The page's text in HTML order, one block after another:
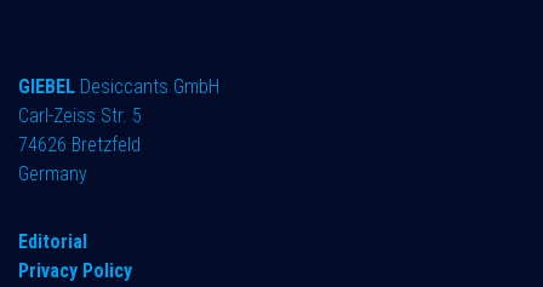
GIEBEL Desiccants GmbH
Carl-Zeiss Str. 5
74626 Bretzfeld
Germany
​Editorial
Privacy Policy